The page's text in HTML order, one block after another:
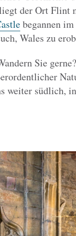
der Ort Flint
begannen im
Wales zu
Sie
weiter südlich,